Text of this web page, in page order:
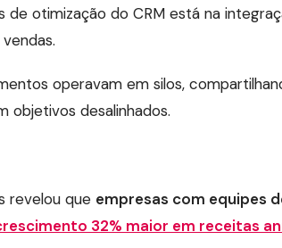
de otimização do CRM está na
operavam em silos,
objetivos desalinhados.
revelou que empresas com equipes
32% maior em receitas